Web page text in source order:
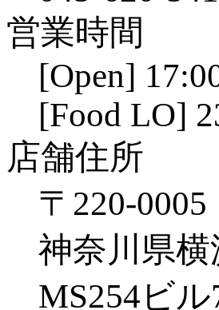
営業時間
[Open]
[Food LO]
店舗住所
〒220-0005
神奈川県
MS254ビル